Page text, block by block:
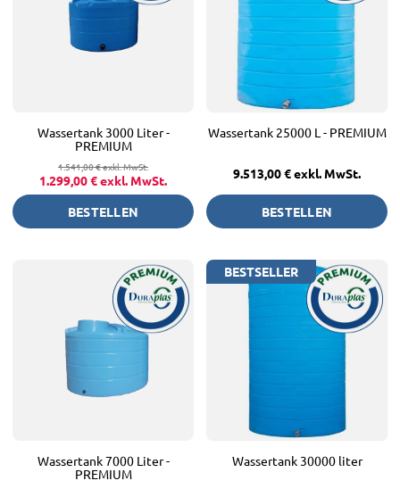
Wassertank 3000 Liter -
PREMIUM
1.541,00 €exkl. MwSt.
1.299,00 €exkl. MwSt.
BESTELLEN
Wassertank 25000 L - PREMIUM
9.513,00 €exkl. MwSt.
BESTELLEN
Wassertank 7000 Liter -
PREMIUM
BESTSELLER
Wassertank 30000 liter